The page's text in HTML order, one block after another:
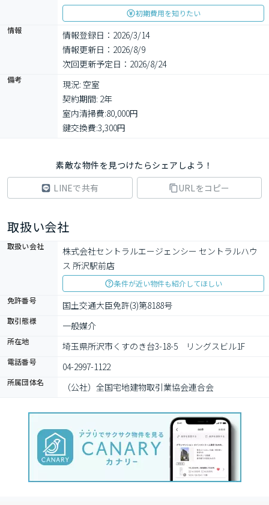
初期費用を知りたい
情報
情報登録日：2026/3/14
情報更新日：2026/8/9
次回更新予定日：2026/8/24
備考
現況: 空室
契約期間: 2年
室内清掃費:80,000円
鍵交換費:3,300円
素敵な物件を見つけたらシェアしよう！
LINEで共有
URLをコピー
取扱い会社
取扱い会社
株式会社セントラルエージェンシー セントラルハウ
ス 所沢駅前店
条件が近い物件も紹介してほしい
免許番号
国土交通大臣免許(3)第8188号
取引態様 一般媒介
所在地 埼玉県所沢市くすのき台3-18-5　リングスビル1F
電話番号 04-2997-1122
所属団体名 （公社）全国宅地建物取引業協会連合会